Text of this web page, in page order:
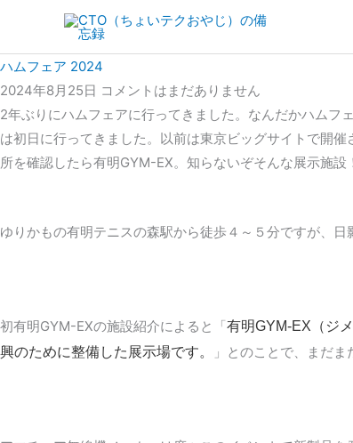
を
ス
キ
ッ
プ
ハムフェア 2024
2024年8月25日 コメントはまだありません
2年ぶりにハムフェアに行ってきました。なんだかハムフ
は初日に行ってきました。以前は東京ビッグサイトで開
所を確認したら有明GYM-EX。知らないぞそんな展示施設
ゆりかもの有明テニスの森駅から徒歩４～５分ですが、
初有明GYM-EXの施設紹介によると「有明GYM-EX（ジ
興のために整備した展示場です。
」とのことで、まだま